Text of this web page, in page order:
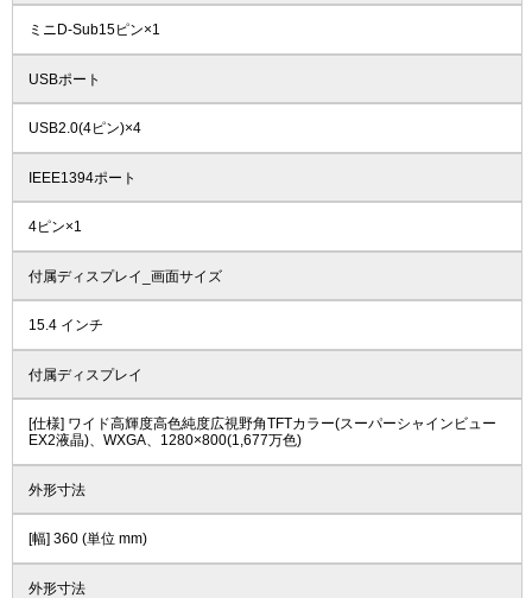
ミニD-Sub15ピン×1
USBポート
USB2.0(4ピン)×4
IEEE1394ポート
4ピン×1
付属ディスプレイ_画面サイズ
15.4 インチ
付属ディスプレイ
[仕様] ワイド高輝度高色純度広視野角TFTカラー(スーパーシャインビュー
EX2液晶)、WXGA、1280×800(1,677万色)
外形寸法
[幅] 360 (単位 mm)
外形寸法